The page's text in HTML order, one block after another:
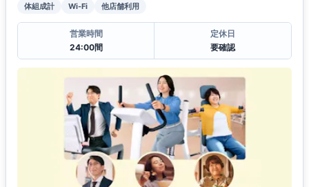
体組成計 Wi-Fi 他店舗利用
営業時間
24:00間
定休日
要確認